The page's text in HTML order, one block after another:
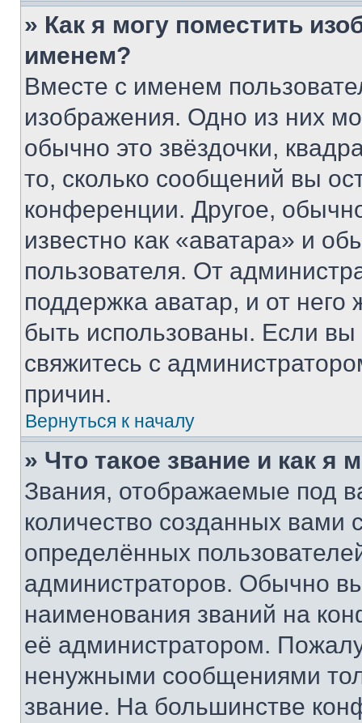
» Как я могу поместить
именем?
Вместе с именем
изображения. Одно из них
обычно это звёздочки,
то, сколько сообщений вы
конференции. Другое,
известно как «аватара» и
пользователя. От
поддержка аватар, и от него
быть использованы. Если
свяжитесь с
причин.
Вернуться к началу
» Что такое звание и как я
Звания, отображаемые под
количество созданных
определённых
администраторов. Обычно
наименования званий на
её администратором.
ненужными сообщениями
звание. На большинстве